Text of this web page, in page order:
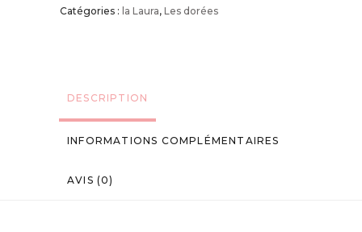
Catégories : la Laura, Les dorées
DESCRIPTION
INFORMATIONS COMPLÉMENTAIRES
AVIS (0)